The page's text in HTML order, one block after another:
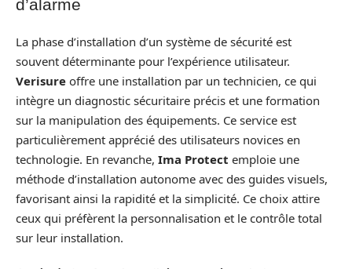
d’alarme
La phase d’installation d’un système de sécurité est
souvent déterminante pour l’expérience utilisateur.
Verisure offre une installation par un technicien, ce qui
intègre un diagnostic sécuritaire précis et une formation
sur la manipulation des équipements. Ce service est
particulièrement apprécié des utilisateurs novices en
technologie. En revanche, Ima Protect emploie une
méthode d’installation autonome avec des guides visuels,
favorisant ainsi la rapidité et la simplicité. Ce choix attire
ceux qui préfèrent la personnalisation et le contrôle total
sur leur installation.